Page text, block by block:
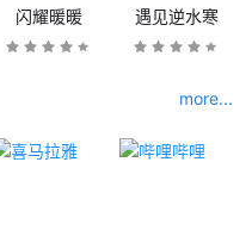
闪耀暖暖 遇见逆水寒
more...